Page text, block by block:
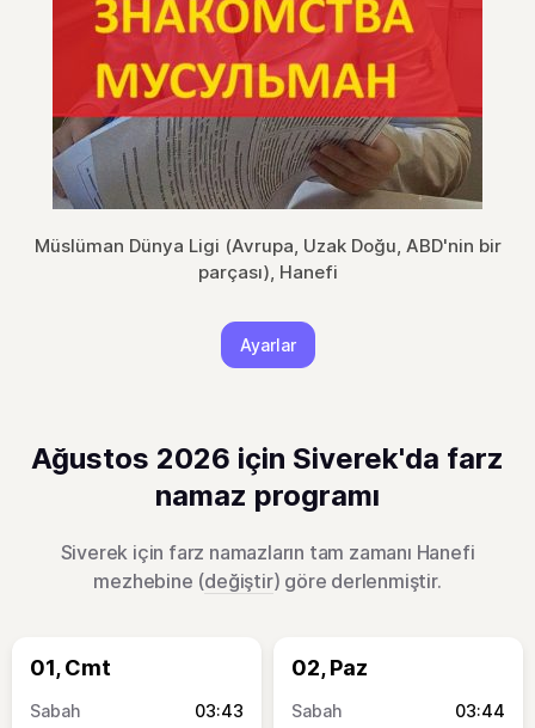
Müslüman Dünya Ligi (Avrupa, Uzak Doğu, ABD'nin bir
parçası), Hanefi
Ayarlar
Ağustos 2026 için Siverek'da farz
namaz programı
Siverek için farz namazların tam zamanı Hanefi
mezhebine (değiştir) göre derlenmiştir.
01, Cmt
03:43
02, Paz
03:44